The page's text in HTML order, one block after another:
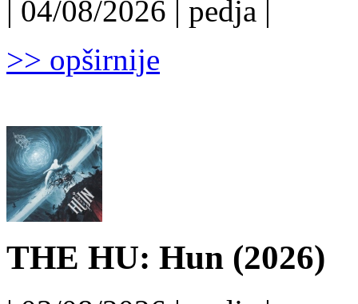
| 04/08/2026 | pedja |
>> opširnije
THE HU: Hun (2026)